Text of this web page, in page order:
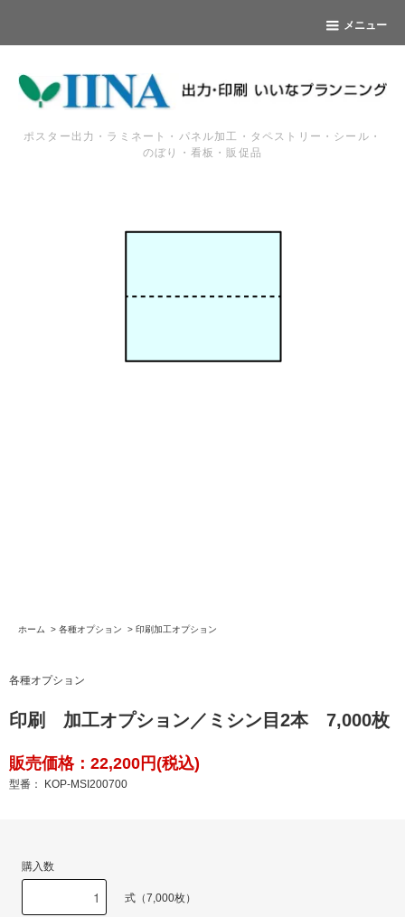
メニュー
ポスター出力・ラミネート・パネル加工・タペストリー・シール・
のぼり・看板・販促品
ホーム > 各種オプション > 印刷加工オプション
各種オプション
印刷 加工オプション／ミシン目2本 7,000枚
販売価格：22,200円(税込)
型番： KOP-MSI200700
購入数
式（7,000枚）